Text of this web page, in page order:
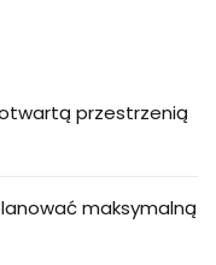
przestrzenią
maksymalną